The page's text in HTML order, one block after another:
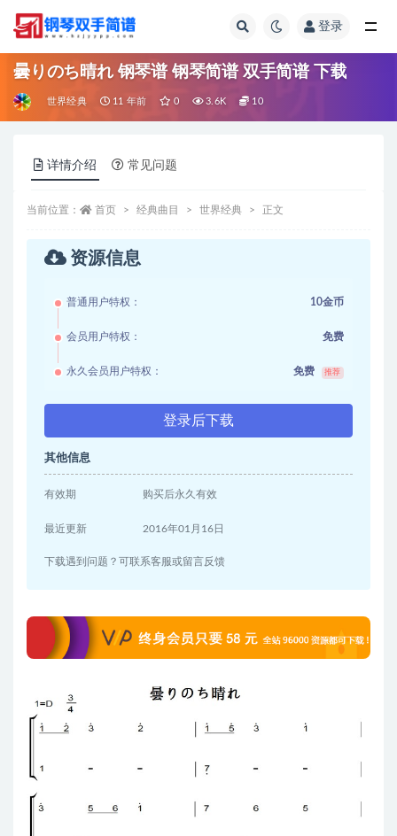
登录
曇りのち晴れ 钢琴谱 钢琴简谱 双手简谱 下载
世界经典 11 年前 0 3.6K 10
详情介绍 常见问题
当前位置： 首页 经典曲目 世界经典 正文
资源信息
普通用户特权： 10金币
会员用户特权： 免费
永久会员用户特权： 免费 推荐
登录后下载
其他信息
有效期 购买后永久有效
最近更新 2016年01月16日
下载遇到问题？可联系客服或留言反馈